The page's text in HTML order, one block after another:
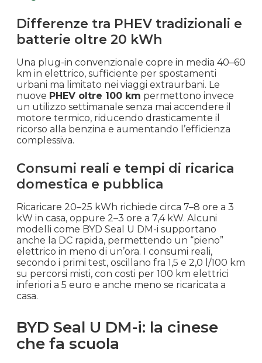
Differenze tra PHEV tradizionali e
batterie oltre 20 kWh
Una plug-in convenzionale copre in media 40–60
km in elettrico, sufficiente per spostamenti
urbani ma limitato nei viaggi extraurbani. Le
nuove PHEV oltre 100 km permettono invece
un utilizzo settimanale senza mai accendere il
motore termico, riducendo drasticamente il
ricorso alla benzina e aumentando l’efficienza
complessiva.
Consumi reali e tempi di ricarica
domestica e pubblica
Ricaricare 20–25 kWh richiede circa 7–8 ore a 3
kW in casa, oppure 2–3 ore a 7,4 kW. Alcuni
modelli come BYD Seal U DM-i supportano
anche la DC rapida, permettendo un “pieno”
elettrico in meno di un’ora. I consumi reali,
secondo i primi test, oscillano fra 1,5 e 2,0 l/100 km
su percorsi misti, con costi per 100 km elettrici
inferiori a 5 euro e anche meno se ricaricata a
casa.
BYD Seal U DM-i: la cinese
che fa scuola